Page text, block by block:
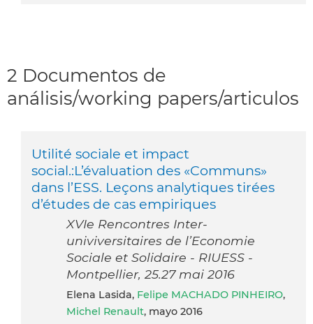
2 Documentos de
análisis/working papers/articulos
Utilité sociale et impact
social.:L’évaluation des «Communs»
dans l’ESS. Leçons analytiques tirées
d’études de cas empiriques
XVIe Rencontres Inter-
univiversitaires de l’Economie
Sociale et Solidaire - RIUESS -
Montpellier, 25.27 mai 2016
Elena Lasida, Felipe MACHADO PINHEIRO,
Michel Renault, mayo 2016